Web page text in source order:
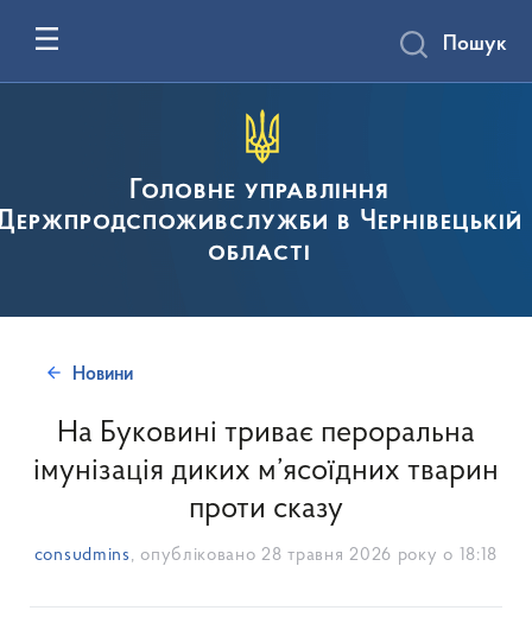
Головне управління
в Чернівецькій
області
Пошук
Новини
На Буковині триває пероральна
імунізація диких м’ясоїдних тварин
проти сказу
consudmins , опубліковано 28 травня 2026 року о 18:18